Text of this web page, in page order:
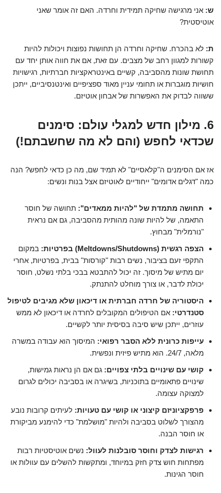
ש: אני מרגישה שחיקה תמידית וחרדה. האם זה אומר שאני
אוטיסטית?
ת: לא בהכרח. שחיקה וחרדה הן תחושות נפוצות ויכולות להיות
קשורות למגוון רחב של מצבים. עם זאת, אם את חווה אותן יחד עם
תחושת שונות מהסביבה, קשיים באינטראקציות חברתיות, רגישויות
חושיות מוגברות או תחומי עניין מאוד ספציפיים ואינטנסיביים, ייתכן
ששווה לבדוק את האפשרות של אבחון אוטיזם.
6. מילון חדש למגלי עולם: סימנים
שכדאי לחפש (והם לא מה שחשבתם!)
אז אם הסימנים ה"קלאסיים" לא תמיד שם, מה כן כדאי לחפש? הנה
כמה "דגלים אדומים" ייחודיים לאוטיזם אצל בנות ונשים:
תחושה מתמדת של "להיות ממאדים": תחושה של חוסר
התאמה, של להיות שונה מהותית מהסביבה, גם אם נראית
"נורמלית" מבחוץ.
הצפה רגשית (Meltdowns/Shutdowns) בפרטיות:
במקום
התקפי זעם בציבור, נשים רבות "קורסות" בבית, בפרטיות, אחרי
יום מתיש של מיסוך. זה יכול להתבטא בבכי בלתי נשלט, חוסר
יכולת לדבר, או צורך מוחלט להתנתק.
היסטוריה של חרדה חברתית או דיכאון שלא מגיבים לטיפול
סטנדרטי: אם הטיפולים המקובלים לחרדה או דיכאון לא ממש
עוזרים, ייתכן שיש סיבה בסיסית יותר לקשיים.
עייפות כרונית ללא הסבר רפואי: המיסוך הוא עבודה במשרה
מלאה, 24/7. הוא מתיש פיזית ונפשית.
קושי עם שינויים בלתי צפויים: גם אם הן נראות גמישות,
שינויים פתאומיים בתוכניות, בשיגרה או בסביבה יכולים לגרום
למצוקה עצומה.
פרפקציוניזם קיצוני או קושי עם טעויות: לעיתים קרובות נובע
מהצורך לשלוט בסביבה ולהיות "מושלמת" כדי להימנע מביקורת
או חוסר הבנה.
רגישות לצדק וחוסר סובלנות לעוול: נשים אוטיסטיות רבות
מפתחות חוש צדק חזק במיוחד, ומתקשות להשלים עם עוולות או
חוסר הגינות.